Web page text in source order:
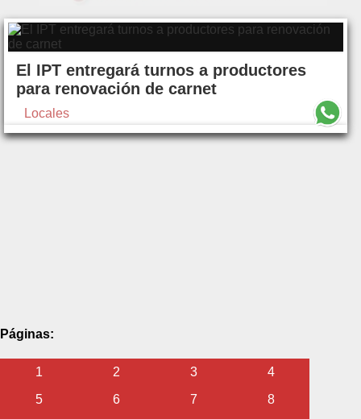
El IPT entregará turnos a productores
para renovación de carnet
Locales
Páginas:
1 2 3
4
5
6 7 8